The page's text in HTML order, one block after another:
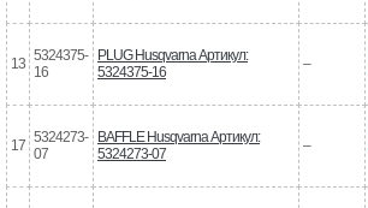
13 5324375-
16
PLUG Husqvarna Артикул:
5324375-16
–
17 5324273-
07
BAFFLE Husqvarna Артикул:
5324273-07
–